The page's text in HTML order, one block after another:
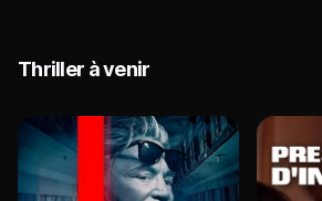
Thriller à venir